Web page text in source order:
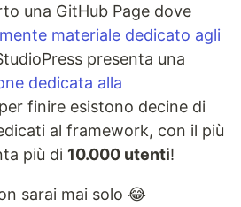
una GitHub Page dove
materiale dedicato agli
presenta una
dedicata alla
finire esistono decine di
al framework, con il più
più di 10.000 utenti!
sarai mai solo 😂